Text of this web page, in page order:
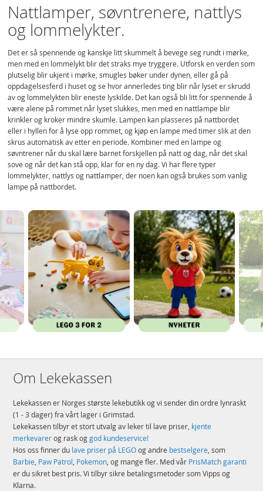
reading
page
Nattlamper, søvntrenere, nattlys
og lommelykter.
Det er så spennende og kanskje litt skummelt å bevege seg rundt i mørke,
men med en lommelykt blir det straks mye tryggere. Utforsk en verden som
plutselig blir ukjent i mørke, smugles bøker under dynen, eller gå på
oppdagelsesferd i huset og se hvor annerledes ting blir når lyset er skrudd
av og lommelykten blir eneste lyskilde. Det kan også bli litt for spennende å
være alene på rommet når lyset slukkes, men med en nattlampe blir
krinkler og kroker mindre skumle. Lampen kan plasseres på nattbordet
eller i hyllen for å lyse opp rommet, og kjøp en lampe med timer slik at den
skrus automatisk av etter en periode. Kombiner med en lampe og
søvntrener når du skal lære barnet forskjellen på natt og dag, når det skal
sove og når det kan stå opp, klar for en ny dag. Vi har flere typer
lommelykter, nattlys og nattlamper, der noen kan også brukes som vanlig
lampe på nattbordet.
Om Lekekassen
Lekekassen er Norges største lekebutikk og vi sender din ordre lynraskt
(1 - 3 dager) fra vårt lager i Grimstad.
Lekekassen tilbyr et stort utvalg av leker til lave priser, kjente
merkevarerog rask oggod kundeservice!
Hos oss finner du lave priser på LEGOog andre bestselgere , som
Barbie Paw Patrol Pokemon , og mange fler. Med vår PrisMatch garanti
er du sikret best pris. Vi tilbyr sikre betalingsmetoder som Vipps og
Klarna.